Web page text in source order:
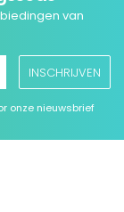
van
INSCHRIJVEN
onze nieuwsbrief